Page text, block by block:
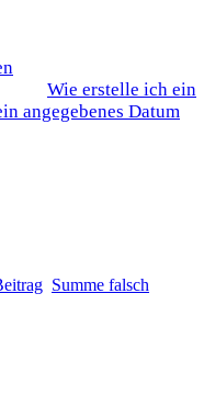
Wie erstelle ich ein
angegebenes Datum
Summe falsch